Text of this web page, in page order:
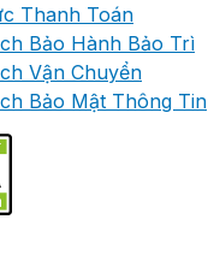
Thanh Toán
Bảo Hành Bảo Trì
Vận Chuyển
Bảo Mật Thông Tin